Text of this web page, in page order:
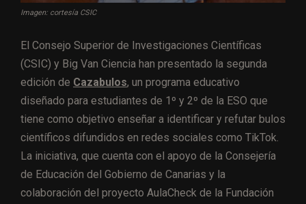
Imagen: cortesía CSIC
El Consejo Superior de Investigaciones Científicas
(CSIC) y Big Van Ciencia han presentado la segunda
edición de Cazabulos, un programa educativo
diseñado para estudiantes de 1º y 2º de la ESO que
tiene como objetivo enseñar a identificar y refutar bulos
científicos difundidos en redes sociales como TikTok.
La iniciativa, que cuenta con el apoyo de la Consejería
de Educación del Gobierno de Canarias y la
colaboración del proyecto AulaCheck de la Fundación